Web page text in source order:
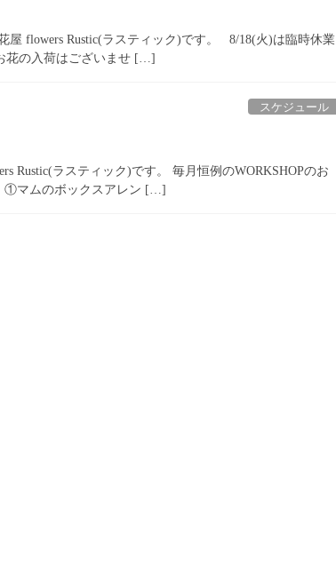
屋 flowers Rustic(ラスティック)です。 8/18(火)は臨時休業
花の入荷はございませ […]
スケジュール
Rustic(ラスティック)です。 毎月恒例のWORKSHOPのお
①マムのボックスアレン […]